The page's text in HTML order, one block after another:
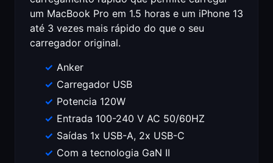
um MacBook Pro em 1.5 horas e um iPhone 13
até 3 vezes mais rápido do que o seu
carregador original.
Anker
Carregador USB
Potencia 120W
Entrada 100-240 V AC 50/60HZ
Saídas 1x USB-A, 2x USB-C
Com a tecnologia GaN II